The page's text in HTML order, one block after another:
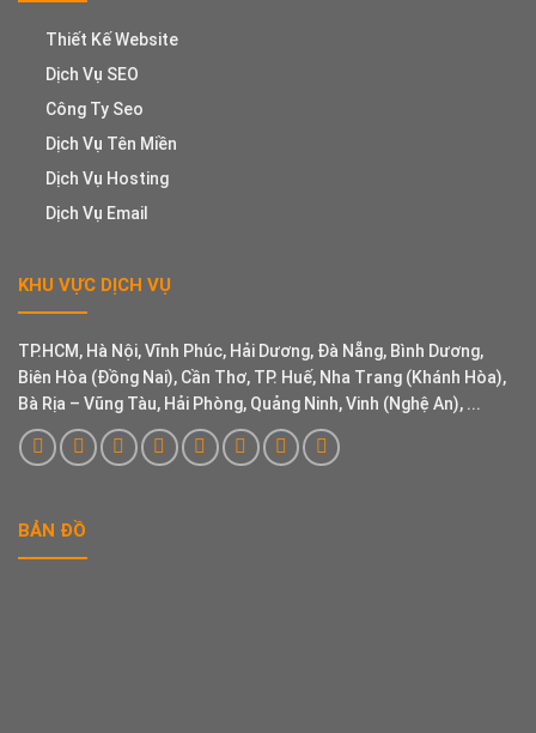
Thiết Kế Website
Dịch Vụ SEO
Công Ty Seo
Dịch Vụ Tên Miền
Dịch Vụ Hosting
Dịch Vụ Email
KHU VỰC DỊCH VỤ
TP.HCM, Hà Nội, Vĩnh Phúc, Hải Dương, Đà Nẵng, Bình Dương,
Biên Hòa (Đồng Nai), Cần Thơ, TP. Huế, Nha Trang (Khánh Hòa),
Bà Rịa – Vũng Tàu, Hải Phòng, Quảng Ninh, Vinh (Nghệ An), ...
BẢN ĐỒ